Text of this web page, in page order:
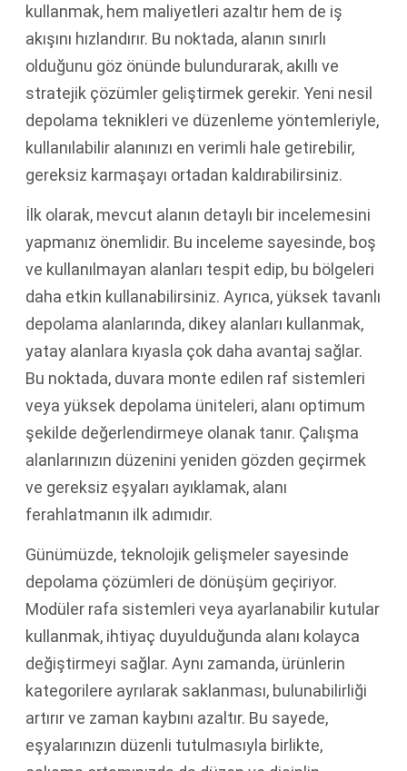
kullanmak, hem maliyetleri azaltır hem de iş
akışını hızlandırır. Bu noktada, alanın sınırlı
olduğunu göz önünde bulundurarak, akıllı ve
stratejik çözümler geliştirmek gerekir. Yeni nesil
depolama teknikleri ve düzenleme yöntemleriyle,
kullanılabilir alanınızı en verimli hale getirebilir,
gereksiz karmaşayı ortadan kaldırabilirsiniz.
İlk olarak, mevcut alanın detaylı bir incelemesini
yapmanız önemlidir. Bu inceleme sayesinde, boş
ve kullanılmayan alanları tespit edip, bu bölgeleri
daha etkin kullanabilirsiniz. Ayrıca, yüksek tavanlı
depolama alanlarında, dikey alanları kullanmak,
yatay alanlara kıyasla çok daha avantaj sağlar.
Bu noktada, duvara monte edilen raf sistemleri
veya yüksek depolama üniteleri, alanı optimum
şekilde değerlendirmeye olanak tanır. Çalışma
alanlarınızın düzenini yeniden gözden geçirmek
ve gereksiz eşyaları ayıklamak, alanı
ferahlatmanın ilk adımıdır.
Günümüzde, teknolojik gelişmeler sayesinde
depolama çözümleri de dönüşüm geçiriyor.
Modüler rafa sistemleri veya ayarlanabilir kutular
kullanmak, ihtiyaç duyulduğunda alanı kolayca
değiştirmeyi sağlar. Aynı zamanda, ürünlerin
kategorilere ayrılarak saklanması, bulunabilirliği
artırır ve zaman kaybını azaltır. Bu sayede,
eşyalarınızın düzenli tutulmasıyla birlikte,